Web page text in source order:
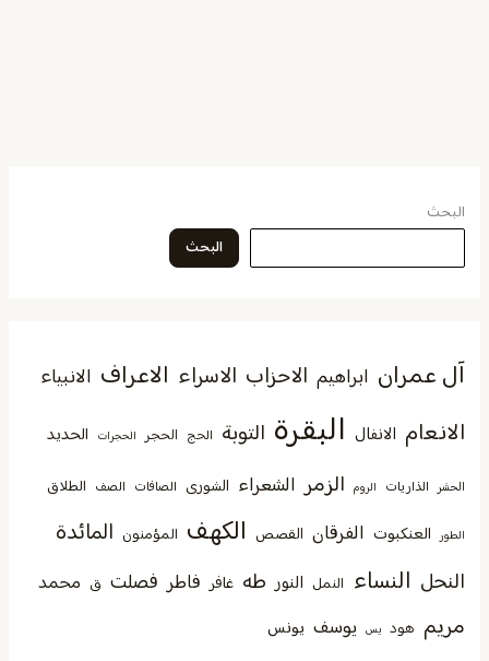
البحث
البحث
آل عمران ابراهيم الاحزاب الاسراء الاعراف الانبياء
الانعام الانفال البقرة التوبة الحج الحجر الحجرات الحديد
الحشر الذاريات الروم الزمر الشعراء الشورى الصافات الصف الطلاق
الطور العنكبوت الفرقان القصص الكهف المؤمنون المائدة
النحل النساء النمل النور طه غافر فاطر فصلت ق محمد
مريم هود يس يوسف يونس